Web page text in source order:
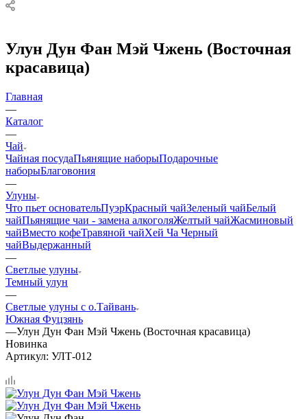
Улун Дун Фан Мэй Чжень (Восточная
красавица)
Главная
—
Каталог
—
Чай
Чайная посудаПьянящие наборыПодарочные
наборыБлаговония
—
Улуны
Что пьет основательПуэрКрасный чайЗеленый чайБелый
чайПьянящие чаи - замена алкоголяЖелтый чайЖасминовый
чайВместо кофеТравяной чайХей Ча Черный
чайВыдержанный
—
Светлые улуны
Темный улун
—
Светлые улуны с о.Тайвань
Южная Фуцзянь
—Улун Дун Фан Мэй Чжень (Восточная красавица)
Новинка
Артикул: УЛТ-012